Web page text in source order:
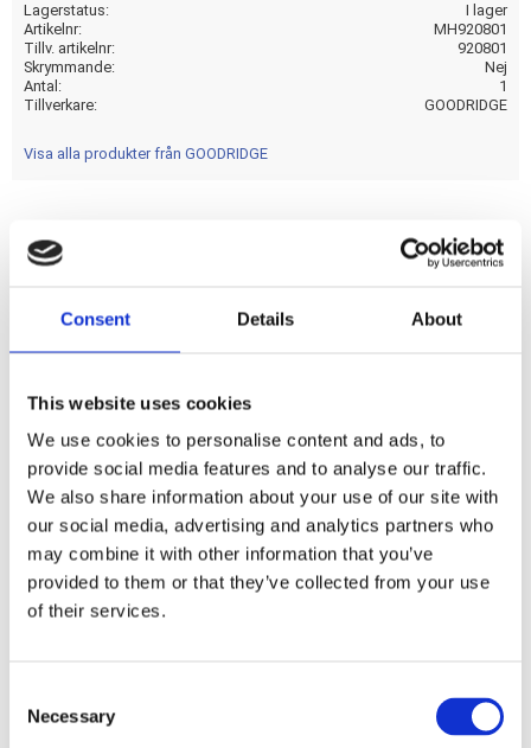
Consent Details About
This website uses cookies
We use cookies to personalise content and ads, to
provide social media features and to analyse our traffic.
We also share information about your use of our site with
our social media, advertising and analytics partners who
may combine it with other information that you’ve
provided to them or that they’ve collected from your use
of their services.
Necessary
Lagerstatus
I lager
Artikelnr
MH920801
Tillv. artikelnr
920801
Skrymmande
Nej
Antal
1
Tillverkare
GOODRIDGE
Visa alla produkter från GOODRIDGE
rostfritt. hane 3/8-24 an-3 gängad. till slangänden
Dela med dig
c
b
o
o
k
Omdömen
Du
Bli den första att lämna ett omdöme.